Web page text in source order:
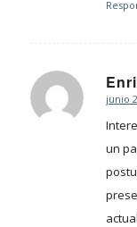
junio
un